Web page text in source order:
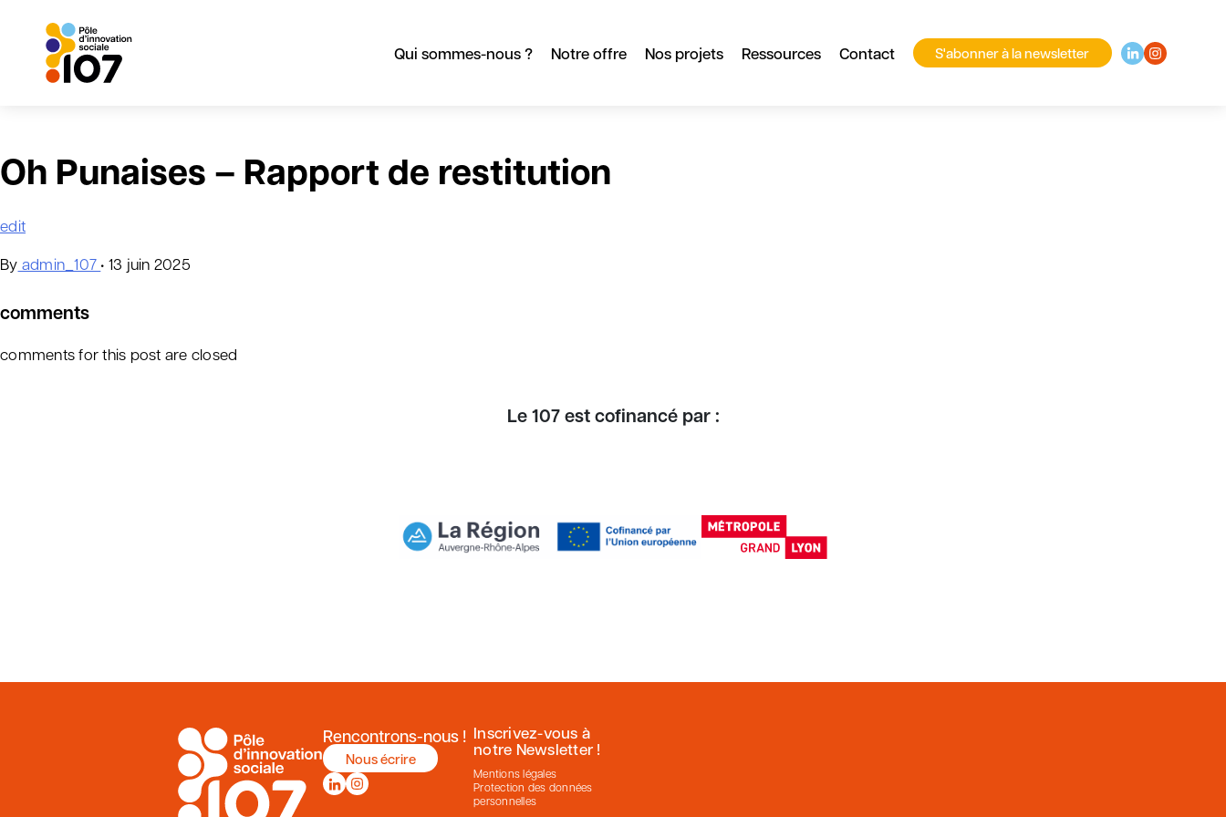
contenu
Qui sommes-nous ? Notre offre Nos projets Ressources Contact S'abonner à la newsletter
Oh Punaises – Rapport de restitution
edit
By admin_107 • 13 juin 2025
comments
comments for this post are closed
Le 107 est cofinancé par :
Rencontrons-nous !
Nous écrire
Inscrivez-vous à
notre Newsletter !
Mentions légales
Protection des données
personnelles